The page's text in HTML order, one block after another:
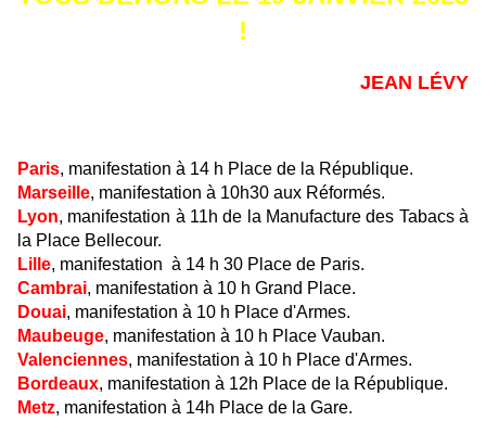
!
JEAN LÉVY
Paris, manifestation à 14 h Place de la République.
Marseille, manifestation à 10h30 aux Réformés.
Lyon, manifestation à 11h de la Manufacture des Tabacs à
la Place Bellecour.
Lille, manifestation à 14 h 30 Place de Paris.
Cambrai, manifestation à 10 h Grand Place.
Douai, manifestation à 10 h Place d'Armes.
Maubeuge, manifestation à 10 h Place Vauban.
Valenciennes, manifestation à 10 h Place d'Armes.
Bordeaux, manifestation à 12h Place de la République.
Metz, manifestation à 14h Place de la Gare.